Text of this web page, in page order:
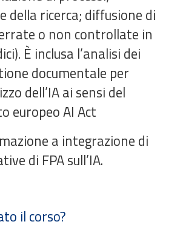
della ricerca; diffusione di
o non controllate in
È inclusa l’analisi dei
documentale per
dell’IA ai sensi del
europeo AI Act
a integrazione di
di FPA sull’IA.
il corso?